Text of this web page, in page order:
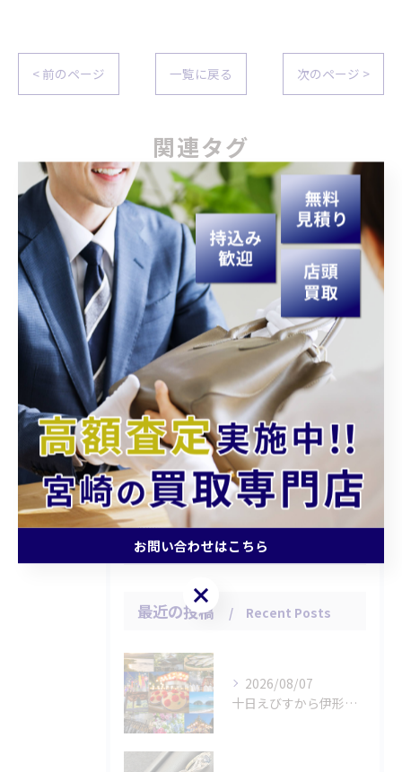
< 前のページ 一覧に戻る 次のページ >
関連タグ
#宮崎 #買取 #生前整理 #遺品整理
カテゴリー Categories
全てのカテゴリー
持ち込み
査定
引越し
片付け
高額
最近の投稿 Recent Posts
2026/08/07
十日えびすから伊形花笠踊りへ、延岡の年中行事
お問い合わせはこちら
お問い合わせはこちら